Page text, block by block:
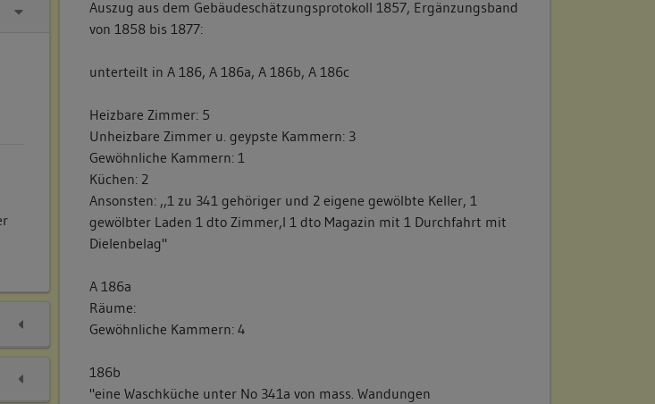
Auszug aus dem Gebäudeschätzungsprotokoll 1857, Ergänzungsband
von 1858 bis 1877:
unterteilt in A 186, A 186a, A 186b, A 186c
Heizbare Zimmer: 5
Unheizbare Zimmer u. geypste Kammern: 3
Gewöhnliche Kammern: 1
Küchen: 2
Ansonsten: ,,1 zu 341 gehöriger und 2 eigene gewölbte Keller, 1
gewölbter Laden 1 dto Zimmer,l 1 dto Magazin mit 1 Durchfahrt mit
Dielenbelag"
A 186a
Räume:
Gewöhnliche Kammern: 4
186b
"eine Waschküche unter No 341a von mass. Wandungen